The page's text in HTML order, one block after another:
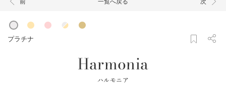
前 次
プラチナ
Harmonia
ハルモニア